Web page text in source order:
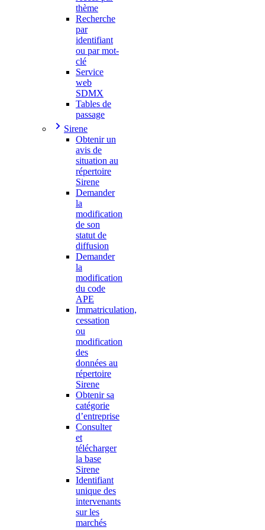
thème
Recherche
par
identifiant
ou par mot-
clé
Service
web
SDMX
Tables de
passage
Sirene
Obtenir un
avis de
situation au
répertoire
Sirene
Demander
la
modification
de son
statut de
diffusion
Demander
la
modification
du code
APE
Immatriculation,
cessation
ou
modification
des
données au
répertoire
Sirene
Obtenir sa
catégorie
d’entreprise
Consulter
et
télécharger
la base
Sirene
Identifiant
unique des
intervenants
sur les
marchés